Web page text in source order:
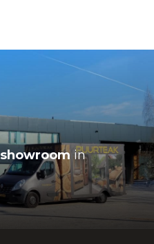
showroom in